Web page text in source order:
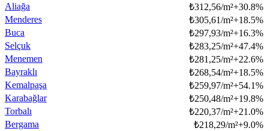
Aliağa
₺312,56/m²+30.8%
Menderes
₺305,61/m²+18.5%
Buca
₺297,93/m²+16.3%
Selçuk
₺283,25/m²+47.4%
Menemen
₺281,25/m²+22.6%
Bayraklı
₺268,54/m²+18.5%
Kemalpaşa
₺259,97/m²+54.1%
Karabağlar
₺250,48/m²+19.8%
Torbalı
₺220,37/m²+21.0%
Bergama
₺218,29/m²+9.0%